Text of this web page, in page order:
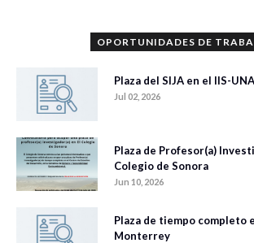
OPORTUNIDADES DE
Plaza del SIJA en el IIS-
Jul 02, 2026
Plaza de Profesor(a)
Colegio de Sonora
Jun 10, 2026
Plaza de tiempo completo
Monterrey